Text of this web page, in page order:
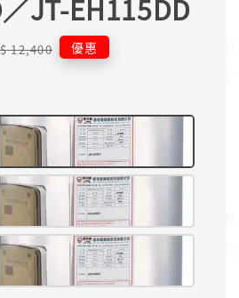
JT-EH115DD
12,400 優惠